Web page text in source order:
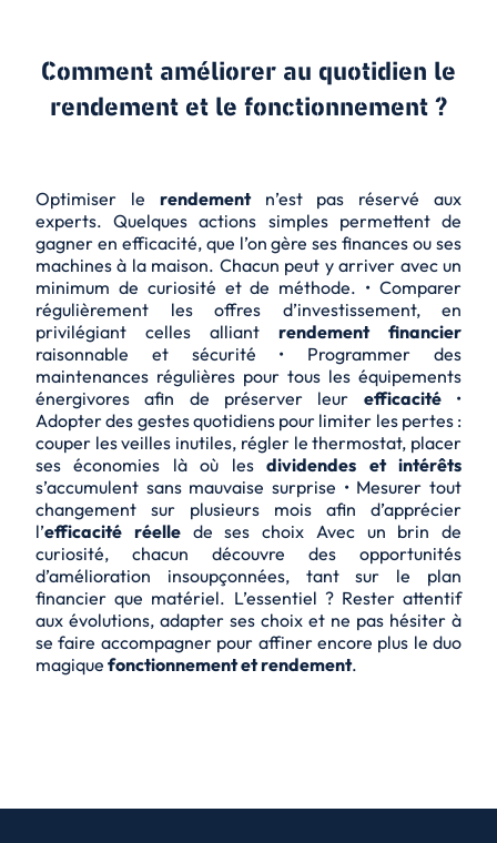
Comment améliorer au quotidien le
rendement et le fonctionnement ?
Optimiser le rendementn’est pas réservé aux
experts. Quelques actions simples permettent de
gagner en efficacité, que l’on gère ses finances ou ses
machines à la maison. Chacun peut y arriver avec un
minimum de curiosité et de méthode. • Comparer
régulièrement les offres d’investissement, en
privilégiant celles alliant rendement financier
raisonnable et sécurité • Programmer des
maintenances régulières pour tous les équipements
énergivores afin de préserver leur efficacité•
Adopter des gestes quotidiens pour limiter les pertes :
couper les veilles inutiles, régler le thermostat, placer
ses économies là où lesdividendes et intérêts
s’accumulent sans mauvaise surprise • Mesurer tout
changement sur plusieurs mois afin d’apprécier
l’efficacité réellede ses choix Avec un brin de
curiosité, chacun découvre des opportunités
d’amélioration insoupçonnées, tant sur le plan
financier que matériel. L’essentiel ? Rester attentif
aux évolutions, adapter ses choix et ne pas hésiter à
se faire accompagner pour affiner encore plus le duo
magique fonctionnement et rendement.